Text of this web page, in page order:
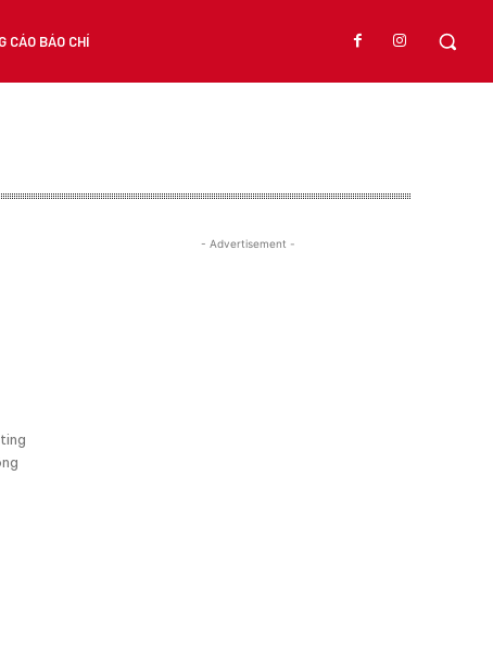
CÁO BÁO CHÍ
- Advertisement -